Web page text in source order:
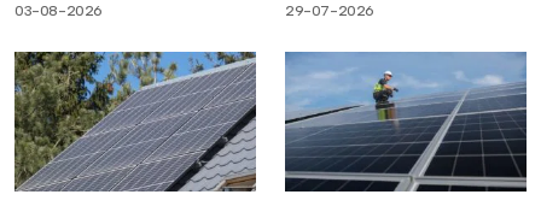
03-08-2026 29-07-2026